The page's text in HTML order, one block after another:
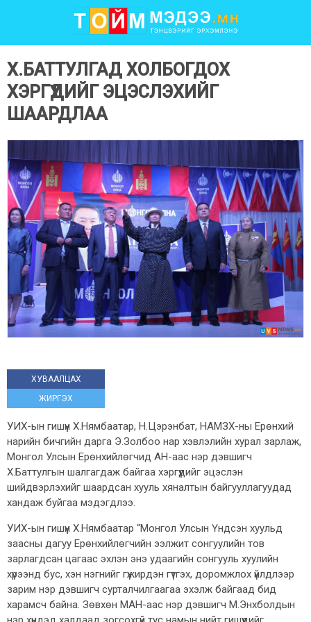
Х.БАТТУЛГАД ХОЛБОГДОХ
ХЭРГҮҮДИЙГ ЭЦЭСЛЭХИЙГ
ШААРДЛАА
ХУВААЛЦАХ
ЖИРГЭХ
УИХ-ын гишүүн Х.Нямбаатар, Н.Цэрэнбат, НАМЗХ-ны Ерөнхий
нарийн бичгийн дарга Э.Золбоо нар хэвлэлийн хурал зарлаж,
Монгол Улсын Ерөнхийлөгчид АН-аас нэр дэвшигч
Х.Баттулгын шалгагдаж байгаа хэргүүдийг эцэслэн
шийдвэрлэхийг шаардсан хууль хяналтын байгууллагуудад
хандаж буйгаа мэдэгдлээ.
УИХ-ын гишүүн Х.Нямбаатар “Монгол Улсын Үндсэн хуульд
заасны дагуу Ерөнхийлөгчийн ээлжит сонгуулийн тов
зарлагдсан цагаас эхлэн энэ удаагийн сонгууль хуулийн
хүрээнд бус, хэн нэгнийг гүжирдэн гүтгэх, доромжлох үйлдлээр
зарим нэр дэвшигч сурталчилгаагаа эхэлж байгаад бид
харамсч байна. Зөвхөн МАН-аас нэр дэвшигч М.Энхболдын